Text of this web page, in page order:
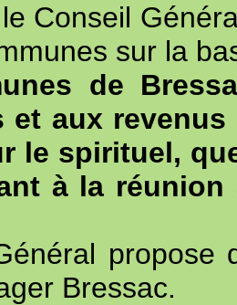
Conseil
sur la
de
et aux
le spirituel,
à la
propose
Bressac.